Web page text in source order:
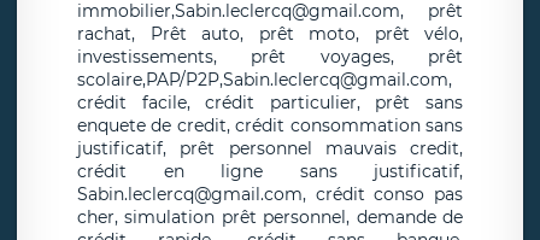
immobilier,Sabin.leclercq@gmail.com, prêt
rachat, Prêt auto, prêt moto, prêt vélo,
investissements, prêt voyages, prêt
scolaire,PAP/P2P,Sabin.leclercq@gmail.com,
crédit facile, crédit particulier, prêt sans
enquete de credit, crédit consommation sans
justificatif, prêt personnel mauvais credit,
crédit en ligne sans justificatif,
Sabin.leclercq@gmail.com, crédit conso pas
cher, simulation prêt personnel, demande de